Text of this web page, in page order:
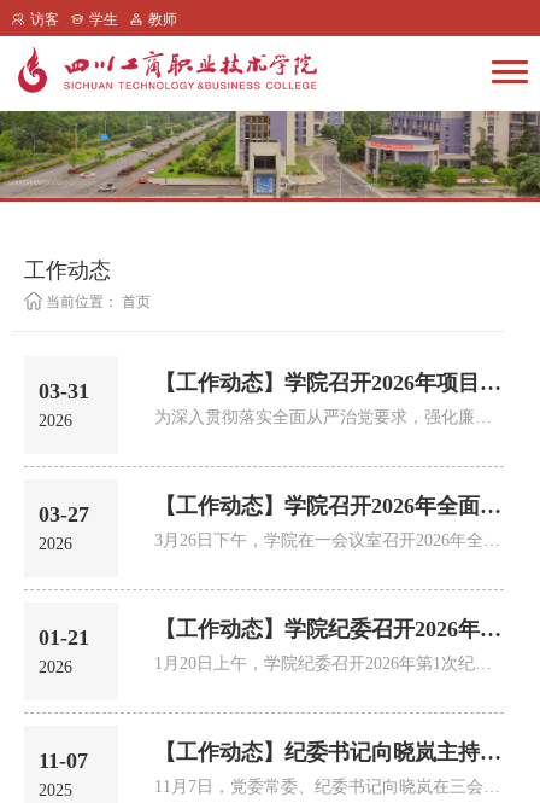
访客 学生 教师
工作动态
当前位置： 首页
03-31
2026
【工作动态】学院召开2026年项目建设负责人集体廉洁谈话提醒会暨内控建设推进...
03-27
2026
【工作动态】学院召开2026年全面从严治党工作会议
01-21
2026
【工作动态】学院纪委召开2026年第1次纪委会（扩大）会议
11-07
2025
【工作动态】纪委书记向晓岚主持召开巡察整改推进会